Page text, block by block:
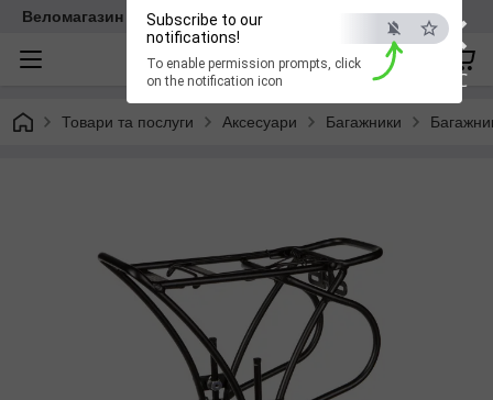
×
ESC
Subscribe to our
notifications!
To enable permission prompts, click
on the notification icon
Веломагазин EasyBike
Товари та послуги Аксесуари Багажники